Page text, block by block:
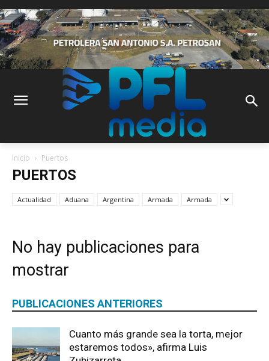
Inicio Puertos
PUERTOS
Actualidad Aduana Argentina Armada Armada
No hay publicaciones para
mostrar
PUBLICACIONES ANTERIORES
Cuanto más grande sea la torta, mejor
estaremos todos», afirma Luis